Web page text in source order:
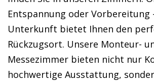
Entspannung oder Vorbereitung
Unterkunft bietet Ihnen den
Rückzugsort. Unsere Monteur-
Messezimmer bieten nicht nur
hochwertige Ausstattung,